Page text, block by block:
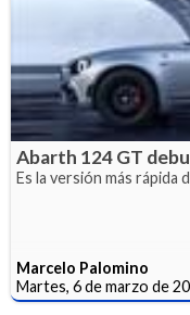
Abarth 124 GT
Es la versión más rápida
Marcelo Palomino
Martes, 6 de marzo de